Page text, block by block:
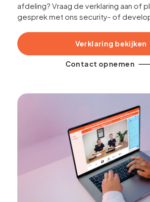
afdeling? Vraag de verklaring aan of
gesprek met ons security- of
Verklaring bekijken
Contact opnemen